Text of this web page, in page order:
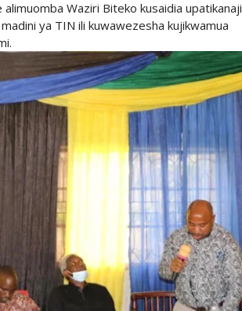
Waziri Biteko kusaidia upatikanaji
ya TIN ili kuwawezesha kujikwamua